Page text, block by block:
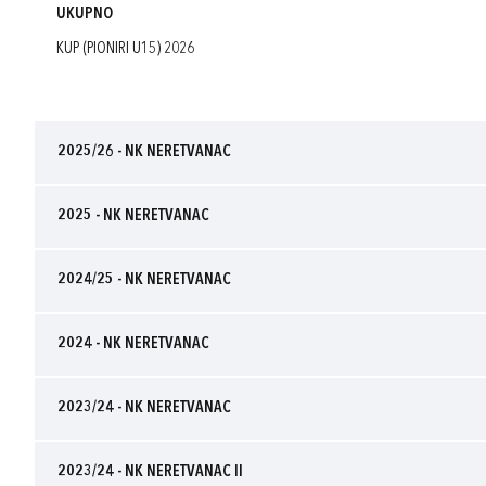
UKUPNO
KUP (PIONIRI U15) 2026
2025/26 - NK NERETVANAC
2025 - NK NERETVANAC
2024/25 - NK NERETVANAC
2024 - NK NERETVANAC
2023/24 - NK NERETVANAC
2023/24 - NK NERETVANAC II